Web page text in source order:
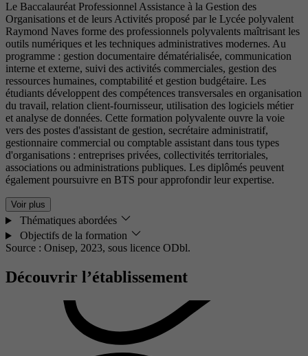
Le Baccalauréat Professionnel Assistance à la Gestion des
Organisations et de leurs Activités proposé par le Lycée polyvalent
Raymond Naves forme des professionnels polyvalents maîtrisant les
outils numériques et les techniques administratives modernes. Au
programme : gestion documentaire dématérialisée, communication
interne et externe, suivi des activités commerciales, gestion des
ressources humaines, comptabilité et gestion budgétaire. Les
étudiants développent des compétences transversales en organisation
du travail, relation client-fournisseur, utilisation des logiciels métier
et analyse de données. Cette formation polyvalente ouvre la voie
vers des postes d'assistant de gestion, secrétaire administratif,
gestionnaire commercial ou comptable assistant dans tous types
d'organisations : entreprises privées, collectivités territoriales,
associations ou administrations publiques. Les diplômés peuvent
également poursuivre en BTS pour approfondir leur expertise.
Voir plus
Thématiques abordées
Objectifs de la formation
Source : Onisep, 2023, sous licence ODbl.
Découvrir l’établissement